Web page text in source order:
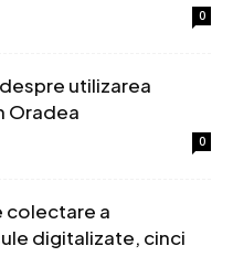
0
utilizarea
Oradea
0
colectare a
digitalizate, cinci